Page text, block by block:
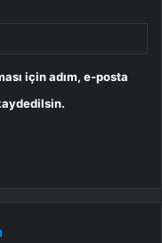
için adım, e-posta